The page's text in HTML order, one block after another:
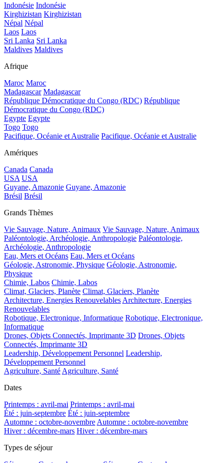
Indonésie Indonésie
Kirghizistan Kirghizistan
Népal Népal
Laos Laos
Sri Lanka Sri Lanka
Maldives Maldives
Afrique
Maroc Maroc
Madagascar Madagascar
République Démocratique du Congo (RDC) République
Démocratique du Congo (RDC)
Egypte Egypte
Togo Togo
Pacifique, Océanie et Australie Pacifique, Océanie et Australie
Amériques
Canada Canada
USA USA
Guyane, Amazonie Guyane, Amazonie
Brésil Brésil
Grands Thèmes
Vie Sauvage, Nature, Animaux Vie Sauvage, Nature, Animaux
Paléontologie, Archéologie, Anthropologie Paléontologie,
Archéologie, Anthropologie
Eau, Mers et Océans Eau, Mers et Océans
Géologie, Astronomie, Physique Géologie, Astronomie,
Physique
Chimie, Labos Chimie, Labos
Climat, Glaciers, Planète Climat, Glaciers, Planète
Architecture, Energies Renouvelables Architecture, Energies
Renouvelables
Robotique, Electronique, Informatique Robotique, Electronique,
Informatique
Drones, Objets Connectés, Imprimante 3D Drones, Objets
Connectés, Imprimante 3D
Leadership, Développement Personnel Leadership,
Développement Personnel
Agriculture, Santé Agriculture, Santé
Dates
Printemps : avril-mai Printemps : avril-mai
Été : juin-septembre Été : juin-septembre
Automne : octobre-novembre Automne : octobre-novembre
Hiver : décembre-mars Hiver : décembre-mars
Types de séjour